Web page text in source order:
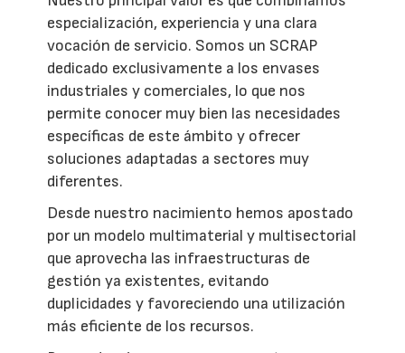
especialización, experiencia y una clara
vocación de servicio. Somos un SCRAP
dedicado exclusivamente a los envases
industriales y comerciales, lo que nos
permite conocer muy bien las necesidades
específicas de este ámbito y ofrecer
soluciones adaptadas a sectores muy
diferentes.
Desde nuestro nacimiento hemos apostado
por un modelo multimaterial y multisectorial
que aprovecha las infraestructuras de
gestión ya existentes, evitando
duplicidades y favoreciendo una utilización
más eficiente de los recursos.